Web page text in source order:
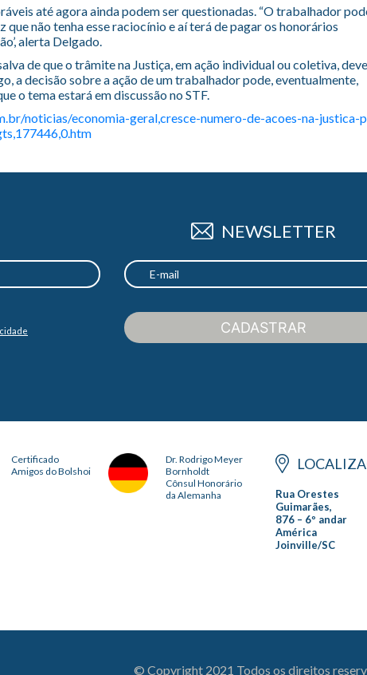
até agora ainda podem ser questionadas. “O trabalhador
que não tenha esse raciocínio e aí terá de pagar os honorários
alerta Delgado.
de que o trâmite na Justiça, em ação individual ou coletiva,
a decisão sobre a ação de um trabalhador pode, eventualmente,
o tema estará em discussão no STF.
noticias/economia-geral,cresce-numero-de-acoes-na-justica-
NEWSLETTER
CADASTRAR
Certificado
Amigos do Bolshoi
Dr. Rodrigo Meyer
Bornholdt
Cônsul Honorário
da Alemanha
Rua Orestes
Guimarães,
876 – 6º andar
América
Joinville/SC
© Copyright 2021 Todos os direitos